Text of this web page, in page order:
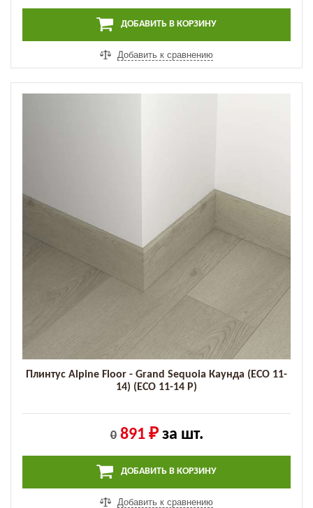
ДОБАВИТЬ В КОРЗИНУ
Добавить к сравнению
Плинтус Alpine Floor - Grand Sequoia Каунда (ECO 11-
14) (ECO 11-14 P)
0 891 ₽за шт.
ДОБАВИТЬ В КОРЗИНУ
Добавить к сравнению